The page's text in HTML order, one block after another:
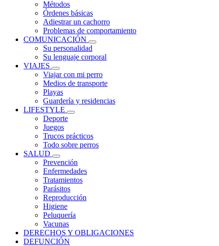
Métodos
Órdenes básicas
Adiestrar un cachorro
Problemas de comportamiento
COMUNICACIÓN
Su personalidad
Su lenguaje corporal
VIAJES
Viajar con mi perro
Medios de transporte
Playas
Guardería y residencias
LIFESTYLE
Deporte
Juegos
Trucos prácticos
Todo sobre perros
SALUD
Prevención
Enfermedades
Tratamientos
Parásitos
Reproducción
Higiene
Peluquería
Vacunas
DERECHOS Y OBLIGACIONES
DEFUNCIÓN